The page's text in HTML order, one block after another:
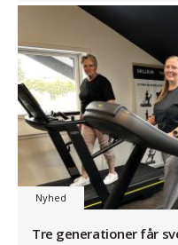
Nyhed
Tre generationer får